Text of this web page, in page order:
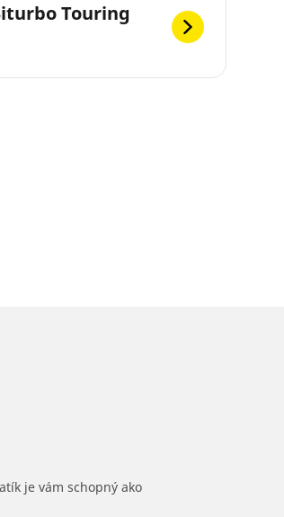
Touring
je vám schopný ako